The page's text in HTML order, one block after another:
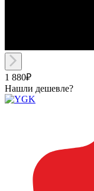
1 880₽
Нашли дешевле?